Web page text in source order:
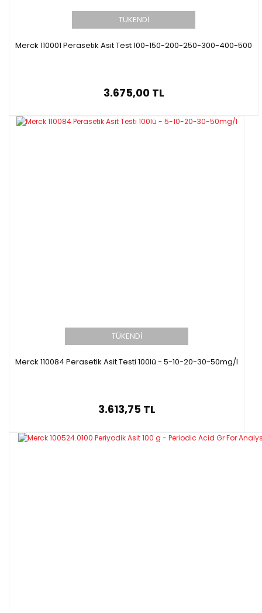
TÜKENDİ
Merck 110001 Perasetik Asit Test 100-150-200-250-300-400-500
3.675,00 TL
TÜKENDİ
Merck 110084 Perasetik Asit Testi 100lü - 5-10-20-30-50mg/l
3.613,75 TL